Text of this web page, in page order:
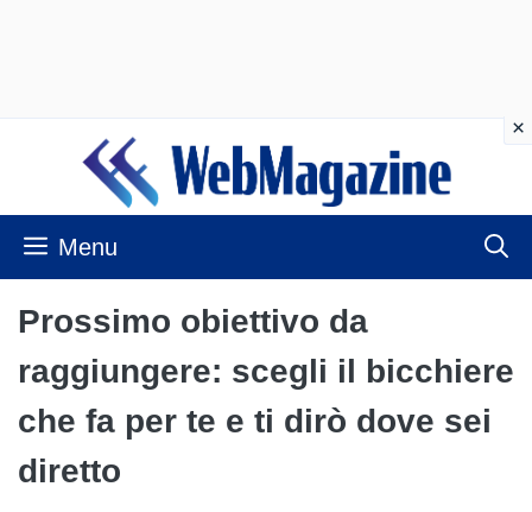
contenuto
Menu
Prossimo obiettivo da
raggiungere: scegli il bicchiere
che fa per te e ti dirò dove sei
diretto